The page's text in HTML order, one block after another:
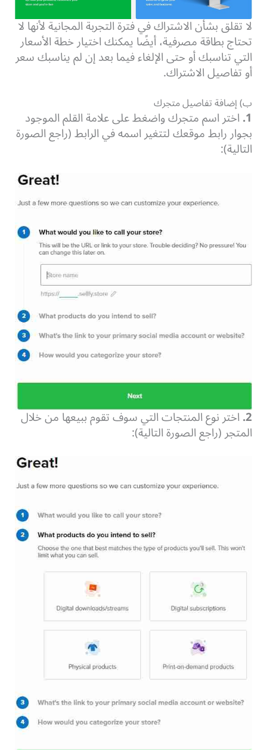
لا تقلق بشأن الاشتراك في فترة التجربة المجانية لأنها لا
تحتاج بطاقة مصرفية، أيضًا يمكنك اختيار خطة الأسعار
التي تناسبك أو حتى الإلغاء فيما بعد إن لم يناسبك سعر
أو تفاصيل الاشتراك.
ب) إضافة تفاصيل متجرك
1. اختر اسم متجرك واضغط على علامة القلم الموجود
بجوار رابط موقعك لتتغير اسمه في الرابط(راجع الصورة
التالية):
2.اختر نوع المنتجات التي سوف تقوم ببيعها من خلال
المتجر(راجع الصورة التالية):